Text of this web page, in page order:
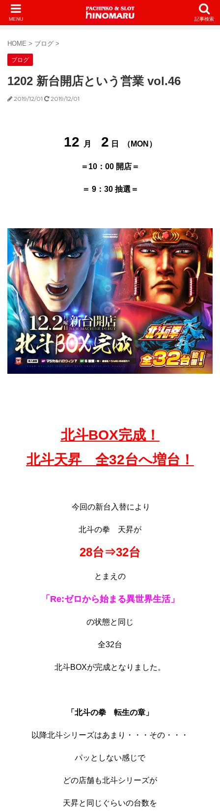
MENU 記事検索
HOME > ブログ >
ブログ
1202 新台開店という営業 vol.46
2019/12/01 2019/12/01
12 月 2 日 （MON）
＝10：00 開店＝
＝ 9：30 抽選＝
北斗BOX完成！
北斗天昇 全32台へ増台！
今回の新台入替により
北斗の拳 天昇が
28台⇒32台
とまえの
「Re:ゼロから始まる異世界生活」
の状態と同じ
全32台
北斗BOXが完成となりました。
「北斗の拳 転生の章」
以降北斗シリーズはあまり・・・その・・・
パッとしない感じで
どの店舗も北斗シリーズが
天昇と同じぐらいの台数を